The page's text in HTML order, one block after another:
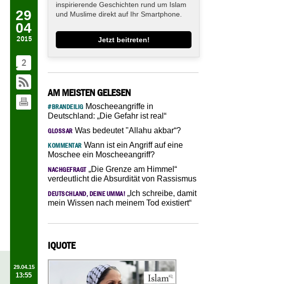
29
04
2015
2
29.04.15
13:55
inspirierende Geschichten rund um Islam
und Muslime direkt auf Ihr Smartphone.
Jetzt beitreten!
AM MEISTEN GELESEN
#BRANDEILIGMoscheeangriffe in
Deutschland: „Die Gefahr ist real“
GLOSSAR Was bedeutet "Allahu akbar“?
KOMMENTAR Wann ist ein Angriff auf eine
Moschee ein Moscheeangriff?
NACHGEFRAGT„Die Grenze am Himmel“
verdeutlicht die Absurdität von Rassismus
DEUTSCHLAND, DEINE UMMA! „Ich schreibe, damit
mein Wissen nach meinem Tod existiert“
IQUOTE